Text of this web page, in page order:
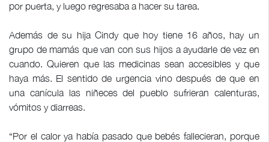
por puerta, y luego regresaba a hacer su tarea.
Además de su hija Cindy que hoy tiene 16 años, hay un
grupo de mamás que van con sus hijos a ayudarle de vez en
cuando. Quieren que las medicinas sean accesibles y que
haya más. El sentido de urgencia vino después de que en
una canícula las niñeces del pueblo sufrieran calenturas,
vómitos y diarreas.
“Por el calor ya había pasado que bebés fallecieran, porque